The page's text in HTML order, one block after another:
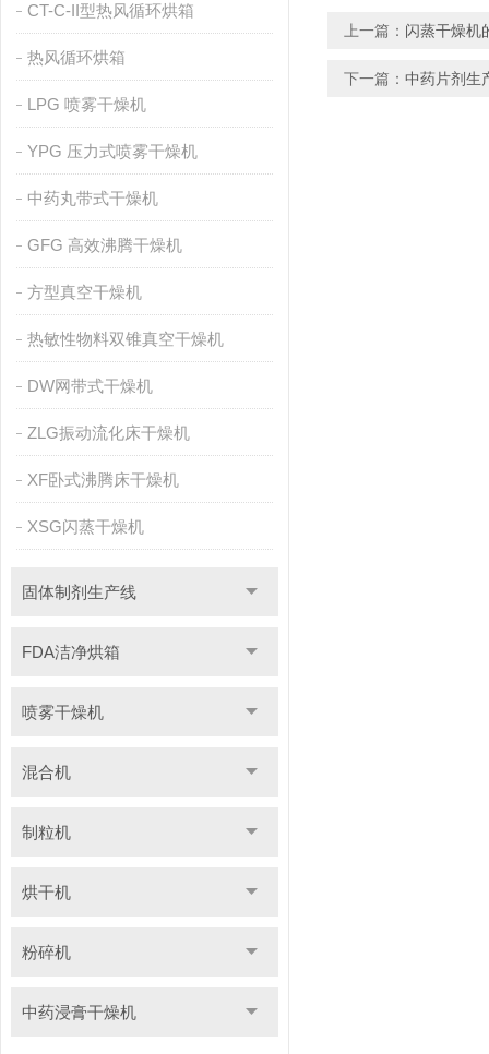
CT-C-II型热风循环烘箱
热风循环烘箱
LPG 喷雾干燥机
YPG 压力式喷雾干燥机
中药丸带式干燥机
GFG 高效沸腾干燥机
方型真空干燥机
热敏性物料双锥真空干燥机
DW网带式干燥机
ZLG振动流化床干燥机
XF卧式沸腾床干燥机
XSG闪蒸干燥机
固体制剂生产线
FDA洁净烘箱
喷雾干燥机
混合机
制粒机
烘干机
粉碎机
中药浸膏干燥机
上一篇： 闪蒸干燥机
下一篇： 中药片剂生